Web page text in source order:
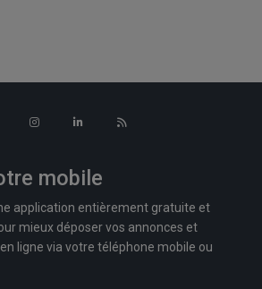
mobile
application entièrement gratuite et
mieux déposer vos annonces et
ligne via votre téléphone mobile ou